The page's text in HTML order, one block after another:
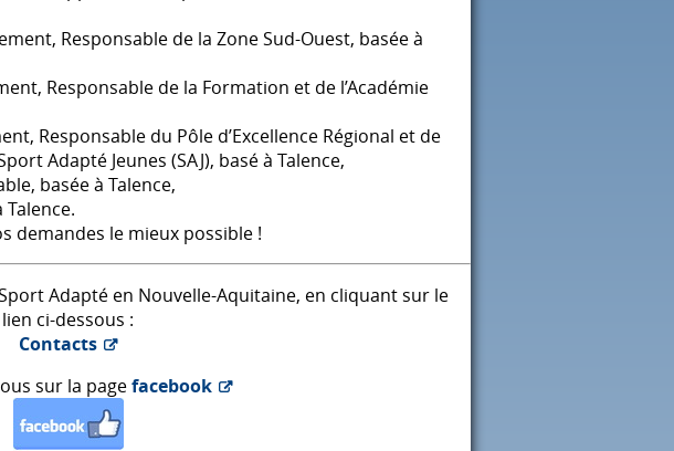
Responsable de la Zone Sud-Ouest, basée à
Responsable de la Formation et de l’Académie
Responsable du Pôle d’Excellence Régional et de
Adapté Jeunes (SAJ), basé à Talence,
basée à Talence,
demandes le mieux possible !
Adapté en Nouvelle-Aquitaine, en cliquant sur le
lien ci-dessous :
Contacts
sur la pagefacebook